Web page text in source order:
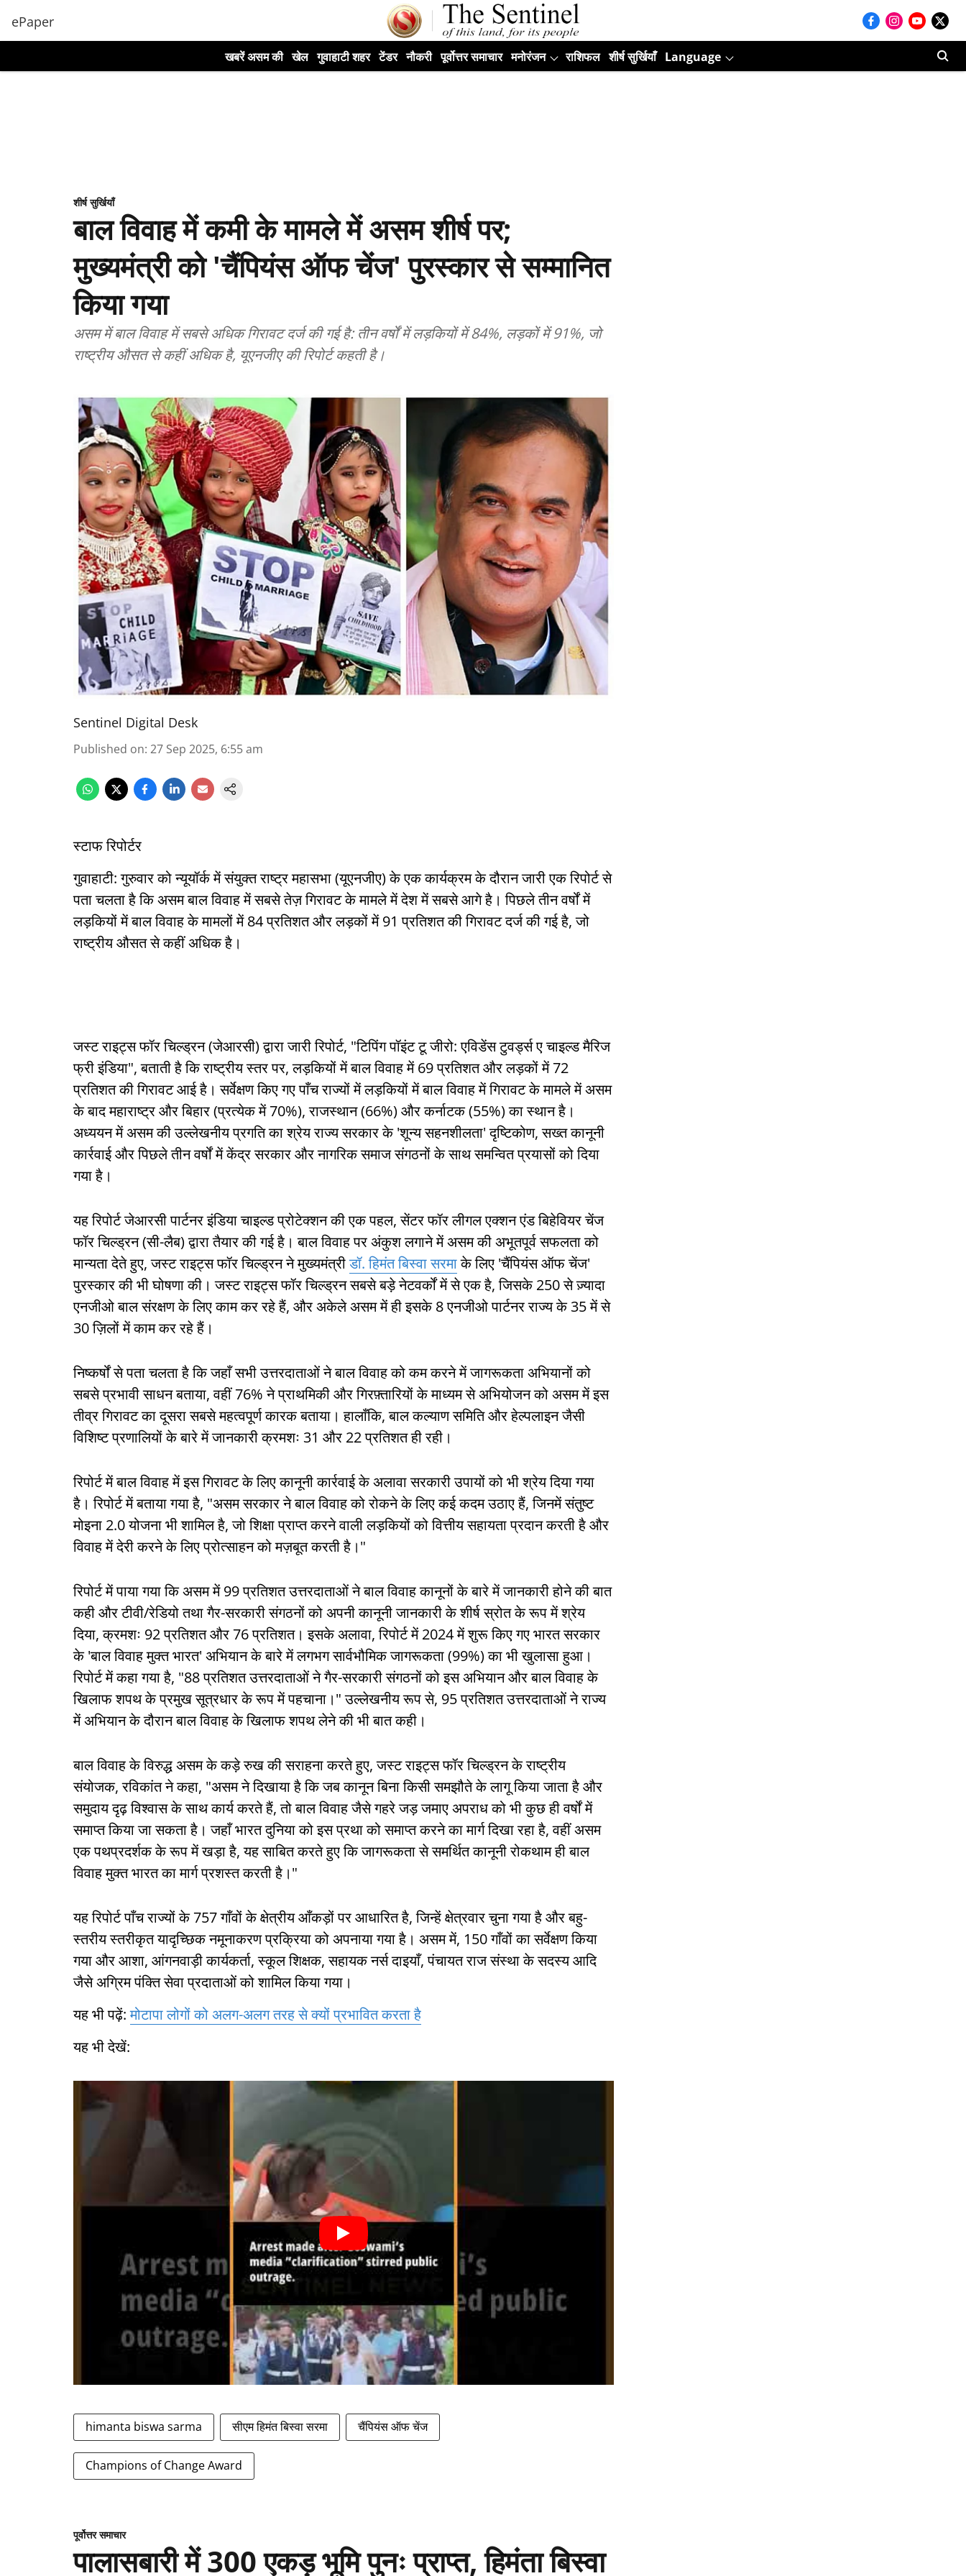
ePaper
खबरें असम की खेल गुवाहाटी शहर टेंडर नौकरी पूर्वोत्तर समाचार मनोरंजन राशिफल शीर्ष सुर्खियाँ Language
शीर्ष सुर्खियाँ
बाल विवाह में कमी के मामले में असम शीर्ष पर;
मुख्यमंत्री को 'चैंपियंस ऑफ चेंज' पुरस्कार से सम्मानित
किया गया
असम में बाल विवाह में सबसे अधिक गिरावट दर्ज की गई है: तीन वर्षों में लड़कियों में 84%, लड़कों में 91%, जो
राष्ट्रीय औसत से कहीं अधिक है, यूएनजीए की रिपोर्ट कहती है।
Sentinel Digital Desk
Published on: 27 Sep 2025, 6:55 am
स्टाफ रिपोर्टर
गुवाहाटी: गुरुवार को न्यूयॉर्क में संयुक्त राष्ट्र महासभा (यूएनजीए) के एक कार्यक्रम के दौरान जारी एक रिपोर्ट से
पता चलता है कि असम बाल विवाह में सबसे तेज़ गिरावट के मामले में देश में सबसे आगे है। पिछले तीन वर्षों में
लड़कियों में बाल विवाह के मामलों में 84 प्रतिशत और लड़कों में 91 प्रतिशत की गिरावट दर्ज की गई है, जो
राष्ट्रीय औसत से कहीं अधिक है।
जस्ट राइट्स फॉर चिल्ड्रन (जेआरसी) द्वारा जारी रिपोर्ट, "टिपिंग पॉइंट टू जीरो: एविडेंस टुवर्ड्स ए चाइल्ड मैरिज
फ्री इंडिया", बताती है कि राष्ट्रीय स्तर पर, लड़कियों में बाल विवाह में 69 प्रतिशत और लड़कों में 72
प्रतिशत की गिरावट आई है। सर्वेक्षण किए गए पाँच राज्यों में लड़कियों में बाल विवाह में गिरावट के मामले में असम
के बाद महाराष्ट्र और बिहार (प्रत्येक में 70%), राजस्थान (66%) और कर्नाटक (55%) का स्थान है।
अध्ययन में असम की उल्लेखनीय प्रगति का श्रेय राज्य सरकार के 'शून्य सहनशीलता' दृष्टिकोण, सख्त कानूनी
कार्रवाई और पिछले तीन वर्षों में केंद्र सरकार और नागरिक समाज संगठनों के साथ समन्वित प्रयासों को दिया
गया है।
यह रिपोर्ट जेआरसी पार्टनर इंडिया चाइल्ड प्रोटेक्शन की एक पहल, सेंटर फॉर लीगल एक्शन एंड बिहेवियर चेंज
फॉर चिल्ड्रन (सी-लैब) द्वारा तैयार की गई है। बाल विवाह पर अंकुश लगाने में असम की अभूतपूर्व सफलता को
मान्यता देते हुए, जस्ट राइट्स फॉर चिल्ड्रन ने मुख्यमंत्रीडॉ. हिमंत बिस्वा सरमाके लिए 'चैंपियंस ऑफ चेंज'
पुरस्कार की भी घोषणा की। जस्ट राइट्स फॉर चिल्ड्रन सबसे बड़े नेटवर्कों में से एक है, जिसके 250 से ज़्यादा
एनजीओ बाल संरक्षण के लिए काम कर रहे हैं, और अकेले असम में ही इसके 8 एनजीओ पार्टनर राज्य के 35 में से
30 ज़िलों में काम कर रहे हैं।
निष्कर्षों से पता चलता है कि जहाँ सभी उत्तरदाताओं ने बाल विवाह को कम करने में जागरूकता अभियानों को
सबसे प्रभावी साधन बताया, वहीं 76% ने प्राथमिकी और गिरफ़्तारियों के माध्यम से अभियोजन को असम में इस
तीव्र गिरावट का दूसरा सबसे महत्वपूर्ण कारक बताया। हालाँकि, बाल कल्याण समिति और हेल्पलाइन जैसी
विशिष्ट प्रणालियों के बारे में जानकारी क्रमशः 31 और 22 प्रतिशत ही रही।
रिपोर्ट में बाल विवाह में इस गिरावट के लिए कानूनी कार्रवाई के अलावा सरकारी उपायों को भी श्रेय दिया गया
है। रिपोर्ट में बताया गया है, "असम सरकार ने बाल विवाह को रोकने के लिए कई कदम उठाए हैं, जिनमें संतुष्ट
मोइना 2.0 योजना भी शामिल है, जो शिक्षा प्राप्त करने वाली लड़कियों को वित्तीय सहायता प्रदान करती है और
विवाह में देरी करने के लिए प्रोत्साहन को मज़बूत करती है।"
रिपोर्ट में पाया गया कि असम में 99 प्रतिशत उत्तरदाताओं ने बाल विवाह कानूनों के बारे में जानकारी होने की बात
कही और टीवी/रेडियो तथा गैर-सरकारी संगठनों को अपनी कानूनी जानकारी के शीर्ष स्रोत के रूप में श्रेय
दिया, क्रमशः 92 प्रतिशत और 76 प्रतिशत। इसके अलावा, रिपोर्ट में 2024 में शुरू किए गए भारत सरकार
के 'बाल विवाह मुक्त भारत' अभियान के बारे में लगभग सार्वभौमिक जागरूकता (99%) का भी खुलासा हुआ।
रिपोर्ट में कहा गया है, "88 प्रतिशत उत्तरदाताओं ने गैर-सरकारी संगठनों को इस अभियान और बाल विवाह के
खिलाफ शपथ के प्रमुख सूत्रधार के रूप में पहचाना।" उल्लेखनीय रूप से, 95 प्रतिशत उत्तरदाताओं ने राज्य
में अभियान के दौरान बाल विवाह के खिलाफ शपथ लेने की भी बात कही।
बाल विवाह के विरुद्ध असम के कड़े रुख की सराहना करते हुए, जस्ट राइट्स फॉर चिल्ड्रन के राष्ट्रीय
संयोजक, रविकांत ने कहा, "असम ने दिखाया है कि जब कानून बिना किसी समझौते के लागू किया जाता है और
समुदाय दृढ़ विश्वास के साथ कार्य करते हैं, तो बाल विवाह जैसे गहरे जड़ जमाए अपराध को भी कुछ ही वर्षों में
समाप्त किया जा सकता है। जहाँ भारत दुनिया को इस प्रथा को समाप्त करने का मार्ग दिखा रहा है, वहीं असम
एक पथप्रदर्शक के रूप में खड़ा है, यह साबित करते हुए कि जागरूकता से समर्थित कानूनी रोकथाम ही बाल
विवाह मुक्त भारत का मार्ग प्रशस्त करती है।"
यह रिपोर्ट पाँच राज्यों के 757 गाँवों के क्षेत्रीय आँकड़ों पर आधारित है, जिन्हें क्षेत्रवार चुना गया है और बहु-
स्तरीय स्तरीकृत यादृच्छिक नमूनाकरण प्रक्रिया को अपनाया गया है। असम में, 150 गाँवों का सर्वेक्षण किया
गया और आशा, आंगनवाड़ी कार्यकर्ता, स्कूल शिक्षक, सहायक नर्स दाइयाँ, पंचायत राज संस्था के सदस्य आदि
जैसे अग्रिम पंक्ति सेवा प्रदाताओं को शामिल किया गया।
यह भी पढ़ें:मोटापा लोगों को अलग-अलग तरह से क्यों प्रभावित करता है
यह भी देखें:
himanta biswa sarma सीएम हिमंत बिस्वा सरमा चैंपियंस ऑफ चेंज
Champions of Change Award
पूर्वोत्तर समाचार
पालासबारी में 300 एकड़ भूमि पुनः प्राप्त, हिमंता बिस्वा